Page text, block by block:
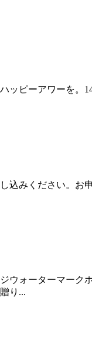
ピーアワーを。
込みください。
ウォーターマー
り...